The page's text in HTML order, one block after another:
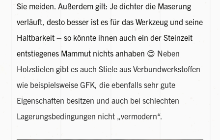
Sie meiden. Außerdem gilt: Je dichter die Maserung
verläuft, desto besser ist es für das Werkzeug und seine
Haltbarkeit – so könnte ihnen auch ein der Steinzeit
entstiegenes Mammut nichts anhaben 😊 Neben
Holzstielen gibt es auch Stiele aus Verbundwerkstoffen
wie beispielsweise GFK, die ebenfalls sehr gute
Eigenschaften besitzen und auch bei schlechten
Lagerungsbedingungen nicht „vermodern“.